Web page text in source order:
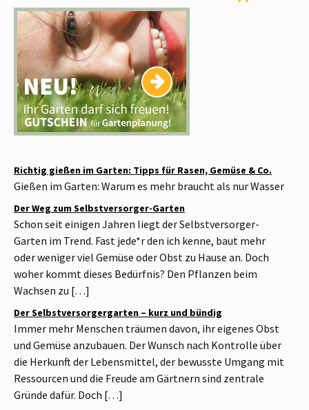
Richtig gießen im Garten: Tipps für Rasen, Gemüse & Co.
Gießen im Garten: Warum es mehr braucht als nur Wasser
Der Weg zum Selbstversorger-Garten
Schon seit einigen Jahren liegt der Selbstversorger-
Garten im Trend. Fast jede*r den ich kenne, baut mehr
oder weniger viel Gemüse oder Obst zu Hause an. Doch
woher kommt dieses Bedürfnis? Den Pflanzen beim
Wachsen zu […]
Der Selbstversorgergarten – kurz und bündig
Immer mehr Menschen träumen davon, ihr eigenes Obst
und Gemüse anzubauen. Der Wunsch nach Kontrolle über
die Herkunft der Lebensmittel, der bewusste Umgang mit
Ressourcen und die Freude am Gärtnern sind zentrale
Gründe dafür. Doch […]